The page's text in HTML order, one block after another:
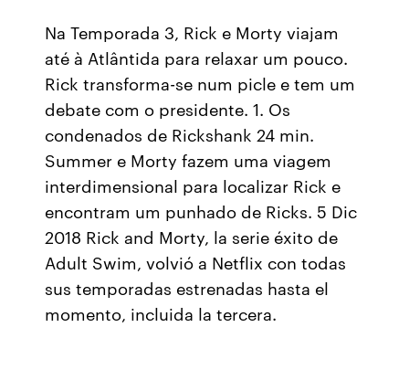
Na Temporada 3, Rick e Morty viajam
até à Atlântida para relaxar um pouco.
Rick transforma-se num picle e tem um
debate com o presidente. 1. Os
condenados de Rickshank 24 min.
Summer e Morty fazem uma viagem
interdimensional para localizar Rick e
encontram um punhado de Ricks. 5 Dic
2018 Rick and Morty, la serie éxito de
Adult Swim, volvió a Netflix con todas
sus temporadas estrenadas hasta el
momento, incluida la tercera.